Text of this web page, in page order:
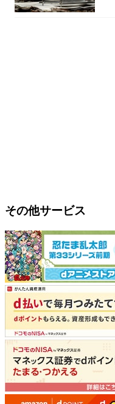
その他サービス